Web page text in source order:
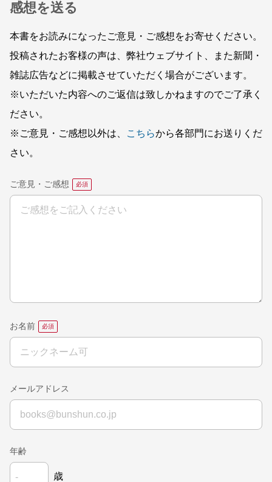
感想を送る
本書をお読みになったご意見・ご感想をお寄せください。
投稿されたお客様の声は、弊社ウェブサイト、また新聞・
雑誌広告などに掲載させていただく場合がございます。
※いただいた内容へのご返信は致しかねますのでご了承く
ださい。
※ご意見・ご感想以外は、
こちらから各部門にお送りくだ
さい。
ご意見・ご感想
お名前
メールアドレス
年齢
歳